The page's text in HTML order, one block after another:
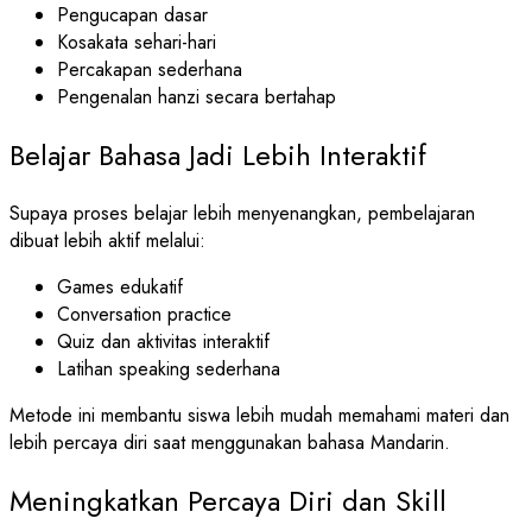
Pengucapan dasar
Kosakata sehari-hari
Percakapan sederhana
Pengenalan hanzi secara bertahap
Belajar Bahasa Jadi Lebih Interaktif
Supaya proses belajar lebih menyenangkan, pembelajaran
dibuat lebih aktif melalui:
Games edukatif
Conversation practice
Quiz dan aktivitas interaktif
Latihan speaking sederhana
Metode ini membantu siswa lebih mudah memahami materi dan
lebih percaya diri saat menggunakan bahasa Mandarin.
Meningkatkan Percaya Diri dan Skill